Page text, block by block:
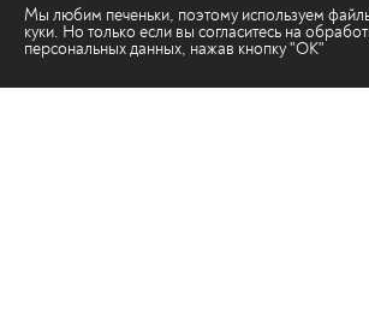
Мы любим печеньки, поэтому используем
куки. Но только если вы согласитесь на
персональных данных, нажав кнопку "ОК"